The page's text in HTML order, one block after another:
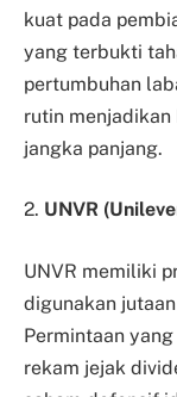
kuat pada
yang terbukti
pertumbuhan
rutin
jangka panjang.
2. UNVR
UNVR memiliki
digunakan
Permintaan
rekam jejak